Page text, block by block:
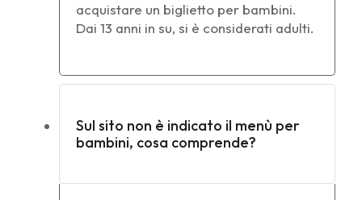
acquistare un biglietto per bambini.
Dai 13 anni in su, si è considerati adulti.
Sul sito non è indicato il menù per
bambini, cosa comprende?